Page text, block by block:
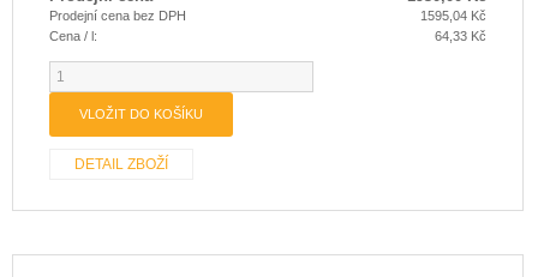
Prodejní cena bez DPH
1595,04 Kč
Cena / l:
64,33 Kč
DETAIL ZBOŽÍ